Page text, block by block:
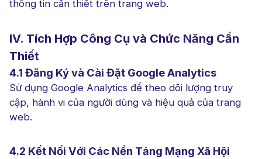
thông tin cần thiết trên trang web.
IV. Tích Hợp Công Cụ và Chức Năng Cần
Thiết
4.1 Đăng Ký và Cài Đặt Google Analytics
Sử dụng Google Analytics để theo dõi lượng truy
cập, hành vi của người dùng và hiệu quả của trang
web.
4.2 Kết Nối Với Các Nền Tảng Mạng Xã Hội